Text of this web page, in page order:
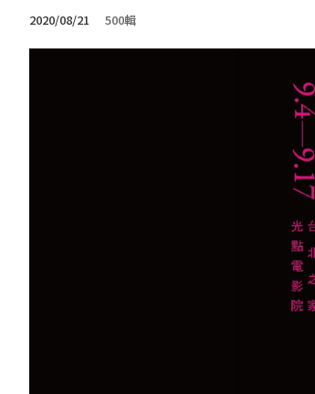
2020/08/21 500輯